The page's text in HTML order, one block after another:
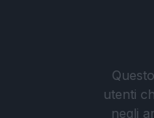
utenti
negli